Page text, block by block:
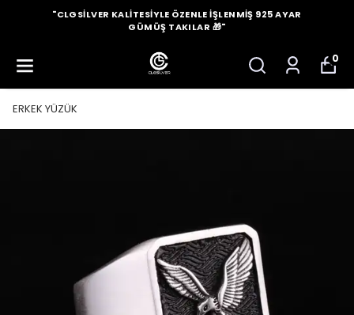
"CLGSILVER KALITESIYLE ÖZENLE İŞLENMIŞ 925 AYAR
GÜMÜŞ TAKILAR 🎁"
0
ERKEK YÜZÜK